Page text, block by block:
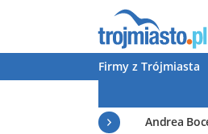
Firmy z Trójmiasta
Andrea